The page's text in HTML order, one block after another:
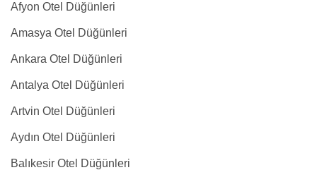
Afyon Otel Düğünleri
Amasya Otel Düğünleri
Ankara Otel Düğünleri
Antalya Otel Düğünleri
Artvin Otel Düğünleri
Aydın Otel Düğünleri
Balıkesir Otel Düğünleri